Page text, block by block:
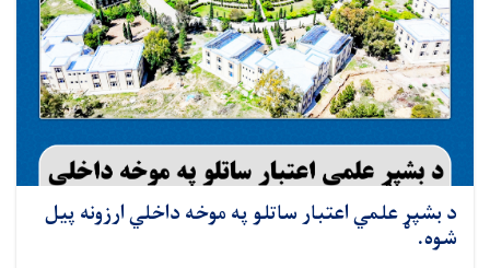
د بشپړ علمي اعتبار ساتلو په موخه داخلي ارزونه پیل
شوه.